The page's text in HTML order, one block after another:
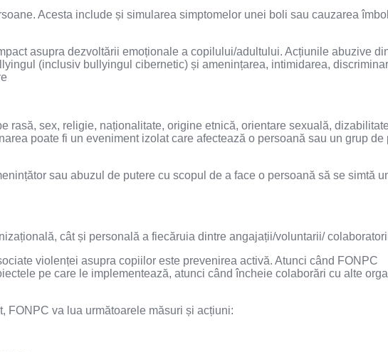
Acesta include și simularea simptomelor unei boli sau cauzarea
asupra dezvoltării emoționale a copilului/adultului. Acțiunile abuzive
(inclusiv bullyingul cibernetic) și amenințarea, intimidarea,
rasă, sex, religie, naționalitate, origine etnică, orientare sexuală,
poate fi un eveniment izolat care afectează o persoană sau un grup de
sau abuzul de putere cu scopul de a face o persoană să se simtă
cât și personală a fiecăruia dintre angajații/voluntarii/
violenței asupra copiilor este prevenirea activă. Atunci când FONPC
pe care le implementează, atunci când încheie colaborări cu alte
FONPC va lua următoarele măsuri și acțiuni: